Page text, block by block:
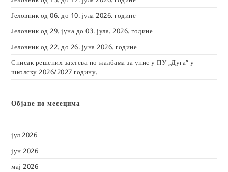
Јеловник од 06. до 10. јула 2026. године
Јеловник од 29. јуна до 03. јула. 2026. године
Јеловник од 22. до 26. јуна 2026. године
Списак решених захтева по жалбама за упис у ПУ „Дуга“ у
школску 2026/2027 годину.
Објаве по месецима
јул 2026
јун 2026
мај 2026